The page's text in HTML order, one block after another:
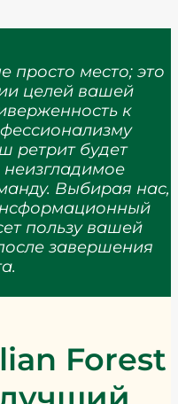
просто место; это
целей вашей
к
ретрит будет
Выбирая нас,
пользу вашей
завершения
Forest